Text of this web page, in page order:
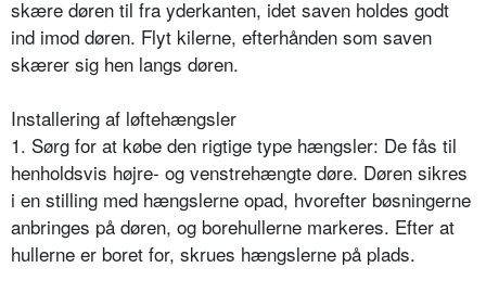
skære døren til fra yderkanten, idet saven holdes godt
ind imod døren. Flyt kilerne, efterhånden som saven
skærer sig hen langs døren.
Installering af løftehængsler
1. Sørg for at købe den rigtige type hængsler: De fås til
henholdsvis højre- og venstrehængte døre. Døren sikres
i en stilling med hængslerne opad, hvorefter bøsningerne
anbringes på døren, og borehullerne markeres. Efter at
hullerne er boret for, skrues hængslerne på plads.